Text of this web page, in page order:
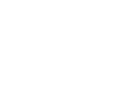
disinstallare o
o le relative
non sono
scopo di migliorare le